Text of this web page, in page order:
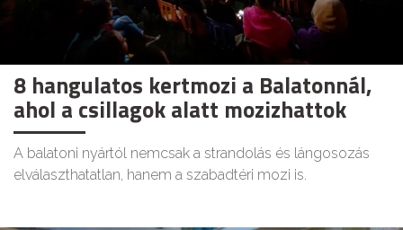
8 hangulatos kertmozi a Balatonnál,
ahol a csillagok alatt mozizhattok
A balatoni nyártól nemcsak a strandolás és lángosozás
elválaszthatatlan, hanem a szabadtéri mozi is.